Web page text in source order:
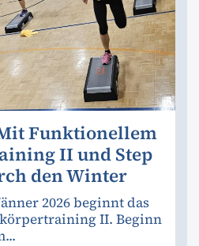
Funktionellem
II und Step
den Winter
2026 beginnt das
II. Beginn